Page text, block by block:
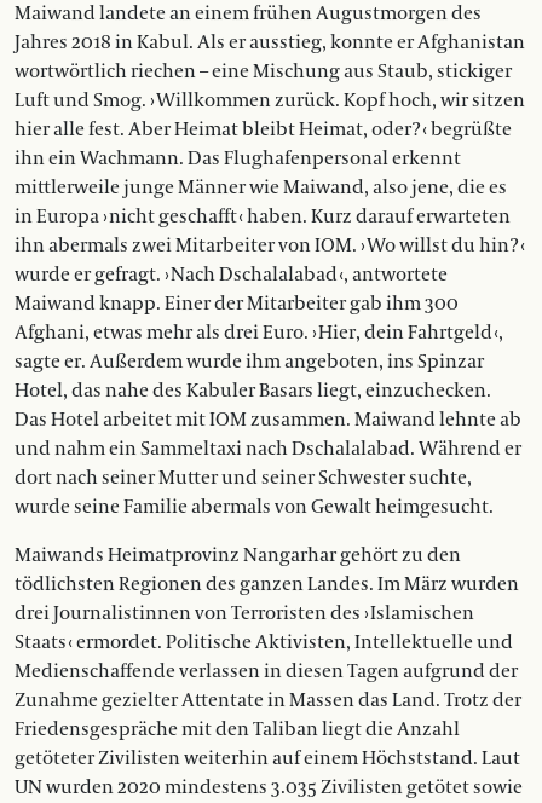
Maiwand landete an einem frühen Augustmorgen des
Jahres 2018 in Kabul. Als er ausstieg, konnte er Afghanistan
wortwörtlich riechen – eine Mischung aus Staub, stickiger
Luft und Smog. › Willkommen zurück. Kopf hoch, wir sitzen
hier alle fest. Aber Heimat bleibt Heimat, oder? ‹ begrüßte
ihn ein Wachmann. Das Flughafenpersonal erkennt
mittlerweile junge Männer wie Maiwand, also jene, die es
in Europa › nicht geschafft ‹ haben. Kurz darauf erwarteten
ihn abermals zwei Mitarbeiter von IOM. › Wo willst du hin? ‹
wurde er gefragt. › Nach Dschalalabad ‹, antwortete
Maiwand knapp. Einer der Mitarbeiter gab ihm 300
Afghani, etwas mehr als drei Euro. › Hier, dein Fahrtgeld ‹,
sagte er. Außerdem wurde ihm angeboten, ins Spinzar
Hotel, das nahe des Kabuler Basars liegt, einzuchecken.
Das Hotel ­arbeitet mit IOM zusammen. Maiwand lehnte ab
und nahm ein Sammeltaxi nach Dschalalabad. Während er
dort nach seiner Mutter und seiner Schwester suchte,
wurde seine Familie abermals von Gewalt heimgesucht.
Maiwands Heimatprovinz Nangarhar gehört zu den
tödlichsten Regionen des ganzen Landes. Im März wurden
drei Journalistinnen von Terroristen des › Islamischen
Staats ‹ ermordet. Politische Aktivisten, Intellektuelle und
Medienschaffende verlassen in diesen Tagen aufgrund der
Zunahme gezielter Attentate in Massen das Land. Trotz der
Friedensgespräche mit den Taliban liegt die Anzahl
getöteter Zivilisten weiterhin auf einem Höchststand. Laut
UN wurden 2020 mindestens 3.035 Zivilisten getötet sowie